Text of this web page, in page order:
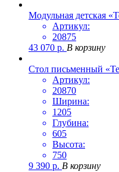
Модульная детская
Артикул:
20875
43 070 р. В корзину
Стол письменный
Артикул:
20870
Ширина:
1205
Глубина:
605
Высота:
750
9 390 р. В корзину